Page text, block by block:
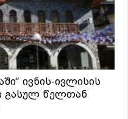
ივნის-ივლისის
გასულ წელთან